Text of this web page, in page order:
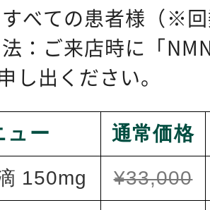
べての患者様（※
：ご来店時に「
し出ください。
ュー 通常価格
150mg ¥33,000